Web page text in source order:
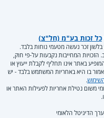
כל זכות בע"מ (חל"צ)
זכר נעשה מטעמי נוחות בלבד.
הזכויות המחייבות נקבעות על-פי חוק,
באתר אינו תחליף לקבלת ייעוץ או
בו היא באחריות המשתמש בלבד - יש
.
משום נטילת אחריות לפעילות האתר או
הדיגיטל הלאומי